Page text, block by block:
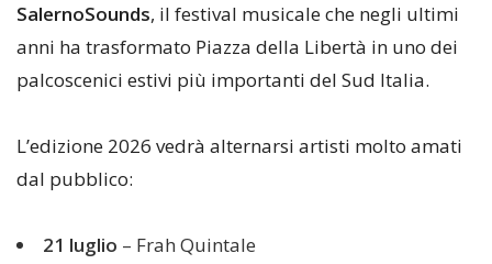
SalernoSounds, il festival musicale che negli ultimi
anni ha trasformato Piazza della Libertà in uno dei
palcoscenici estivi più importanti del Sud Italia.
L’edizione 2026 vedrà alternarsi artisti molto amati
dal pubblico:
21 luglio – Frah Quintale